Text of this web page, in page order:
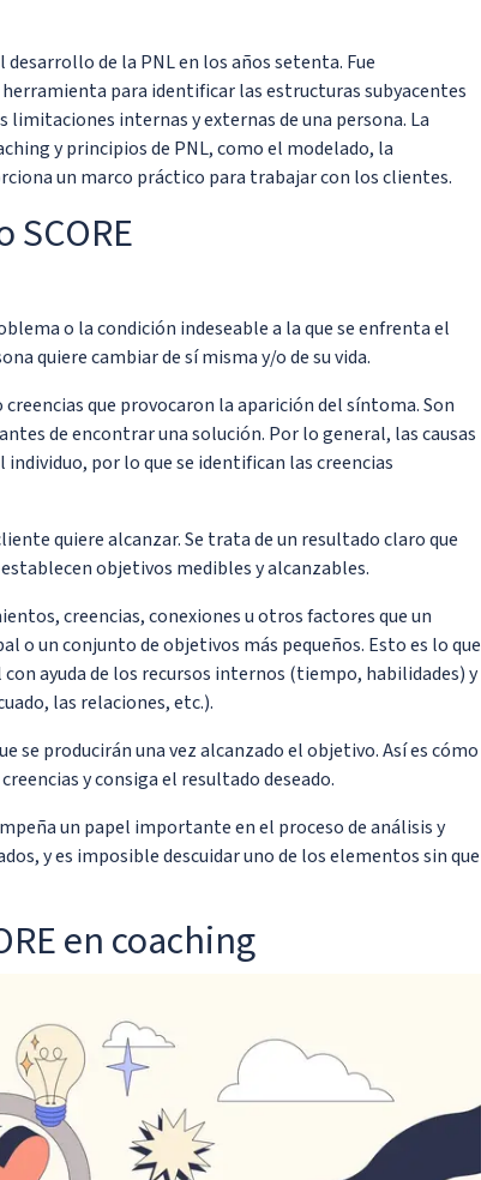
de la PNL en los años setenta. Fue
para identificar las estructuras subyacentes
internas y externas de una persona. La
y principios de PNL, como el modelado, la
un marco práctico para trabajar con los clientes.
o la condición indeseable a la que se enfrenta el
quiere cambiar de sí misma y/o de su vida.
que provocaron la aparición del síntoma. Son
de encontrar una solución. Por lo general, las causas
por lo que se identifican las creencias
quiere alcanzar. Se trata de un resultado claro que
objetivos medibles y alcanzables.
creencias, conexiones u otros factores que un
o un conjunto de objetivos más pequeños. Esto es lo que
ayuda de los recursos internos (tiempo, habilidades) y
las relaciones, etc.).
se producirán una vez alcanzado el objetivo. Así es cómo
y consiga el resultado deseado.
un papel importante en el proceso de análisis y
y es imposible descuidar uno de los elementos sin que
en coaching